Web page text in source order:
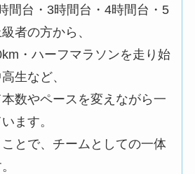
間台・3時間台・4時間台・5
者の方から、
・ハーフマラソンを走り始
生など、
数やペースを変えながら一
ます。
とで、チームとしての一体